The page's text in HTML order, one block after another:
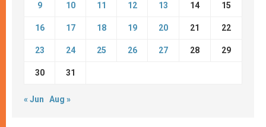
9 10 11 12 13 14 15
16 17 18 19 20 21 22
23 24 25 26 27 28 29
30 31
« Jun Aug »